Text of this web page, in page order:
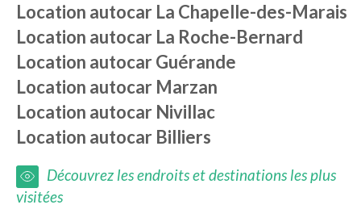
Location autocar La Chapelle-des-Marais
Location autocar La Roche-Bernard
Location autocarGuérande
Location autocar Marzan
Location autocar Nivillac
Location autocar Billiers
Découvrez les endroits et destinations les plus
visitées